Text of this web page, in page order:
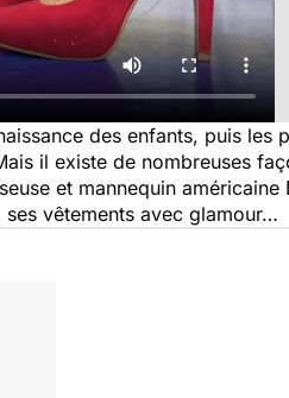
des enfants, puis
il existe de nombreuses
et mannequin
vêtements avec glamour…